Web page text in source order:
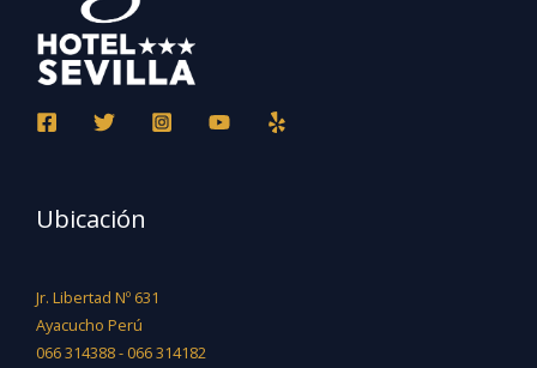
Ubicación
Jr. Libertad Nº 631
Ayacucho Perú
066 314388 - 066 314182